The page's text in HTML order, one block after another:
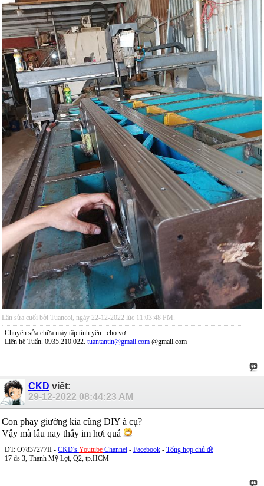
Lần sửa cuối bởi Tuancoi, ngày 22-12-2022 lúc 11:03:48 PM .
Chuyên sửa chữa máy tập tình yêu...cho vợ.
Liên hệ Tuấn. 0935.210.022. tuantantin@gmail.com @gmail.com
CKD viết:
29-12-2022 08:44:23 AM
Con phay giường kia cũng DIY à cụ?
Vậy mà lâu nay thấy im hơi quá
DT: O7837277II - CKD's Youtube Channel - Facebook - Tổng hợp chủ đề
17 ds 3, Thạnh Mỹ Lợi, Q2, tp.HCM